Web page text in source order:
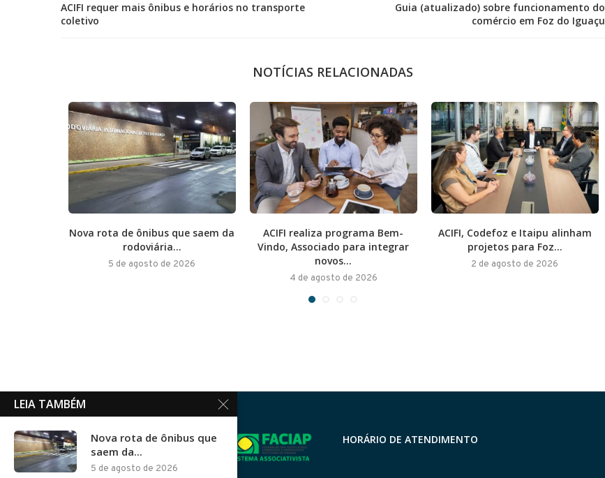
ACIFI requer mais ônibus e horários no transporte
coletivo
Guia (atualizado) sobre funcionamento do
comércio em Foz do Iguaçu
NOTÍCIAS RELACIONADAS
Nova rota de ônibus que saem da
rodoviária...
5 de agosto de 2026
ACIFI realiza programa Bem-
Vindo, Associado para integrar
novos...
4 de agosto de 2026
ACIFI, Codefoz e Itaipu alinham
projetos para Foz...
2 de agosto de 2026
HORÁRIO DE ATENDIMENTO
LEIA TAMBÉM
Nova rota de ônibus que
saem da...
5 de agosto de 2026